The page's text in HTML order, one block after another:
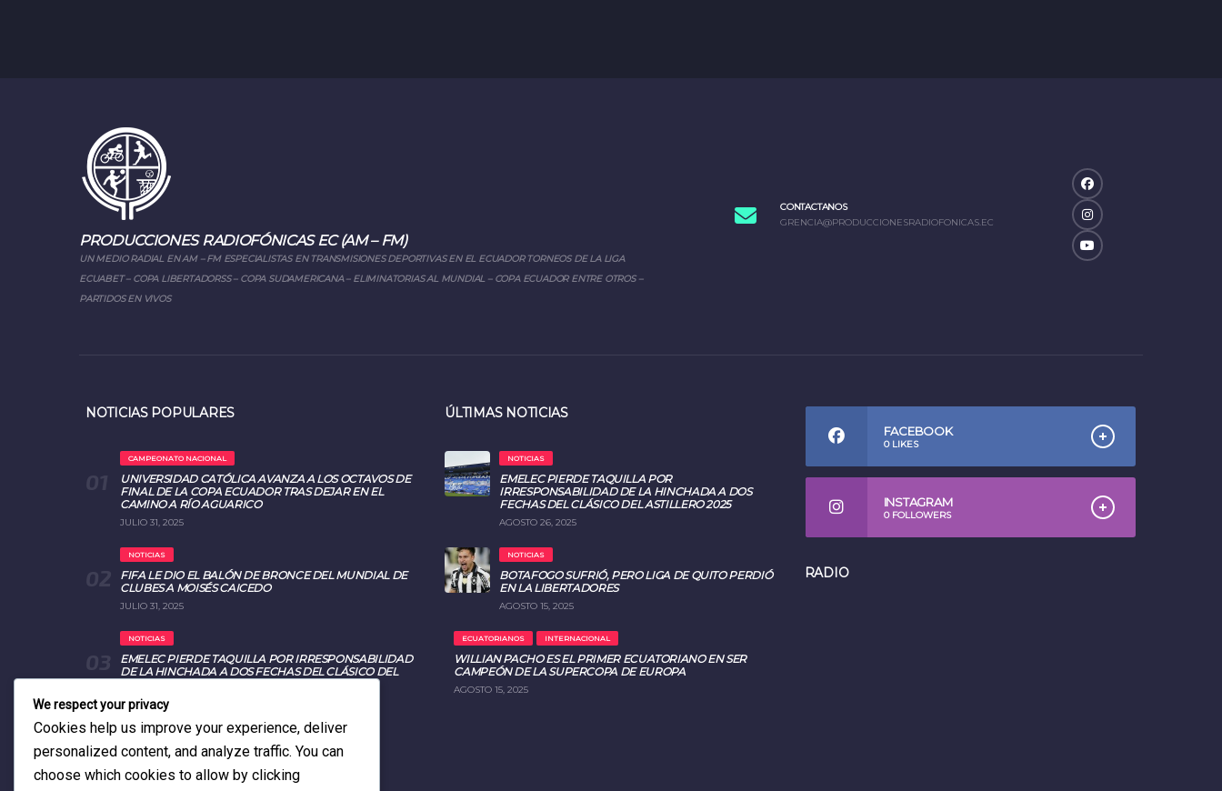
PRODUCCIONES RADIOFÓNICAS EC (AM – FM)
UN MEDIO RADIAL EN AM – FM ESPECIALISTAS EN TRANSMISIONES DEPORTIVAS EN EL ECUADOR TORNEOS DE LA LIGA
ECUABET – COPA LIBERTADORSS – COPA SUDAMERICANA – ELIMINATORIAS AL MUNDIAL – COPA ECUADOR ENTRE OTROS –
PARTIDOS EN VIVOS
CONTACTANOS
GRENCIA@PRODUCCIONESRADIOFONICAS.EC
NOTICIAS POPULARES
CAMPEONATO NACIONAL
UNIVERSIDAD CATÓLICA AVANZA A LOS OCTAVOS DE
FINAL DE LA COPA ECUADOR TRAS DEJAR EN EL
CAMINO A RÍO AGUARICO
JULIO 31, 2025
NOTICIAS
FIFA LE DIO EL BALÓN DE BRONCE DEL MUNDIAL DE
CLUBES A MOISÉS CAICEDO
JULIO 31, 2025
NOTICIAS
EMELEC PIERDE TAQUILLA POR IRRESPONSABILIDAD
DE LA HINCHADA A DOS FECHAS DEL CLÁSICO DEL
AGOSTO 26, 2025
ÚLTIMAS NOTICIAS
NOTICIAS
EMELEC PIERDE TAQUILLA POR
IRRESPONSABILIDAD DE LA HINCHADA A DOS
FECHAS DEL CLÁSICO DEL ASTILLERO 2025
AGOSTO 26, 2025
NOTICIAS
BOTAFOGO SUFRIÓ, PERO LIGA DE QUITO PERDIÓ
EN LA LIBERTADORES
AGOSTO 15, 2025
ECUATORIANOS INTERNACIONAL
WILLIAN PACHO ES EL PRIMER ECUATORIANO EN SER
CAMPEÓN DE LA SUPERCOPA DE EUROPA
AGOSTO 15, 2025
FACEBOOK
0LIKES
INSTAGRAM
0FOLLOWERS
RADIO
We respect your privacy
Cookies help us improve your experience, deliver
personalized content, and analyze traffic. You can
choose which cookies to allow by clicking